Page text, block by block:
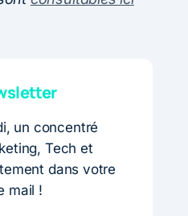
un concentré
Tech et
dans votre
mail !